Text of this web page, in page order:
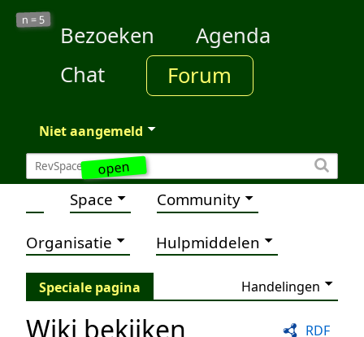
open
n = 5
Bezoeken
Agenda
Chat
Forum
Niet aangemeld
Space Community
Organisatie Hulpmiddelen
Speciale pagina Handelingen
RDF
Wiki bekijken